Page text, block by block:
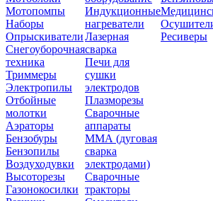
Мотопомпы
Наборы
Опрыскиватели
Снегоуборочная
техника
Триммеры
Электропилы
Отбойные
молотки
Аэраторы
Бензобуры
Бензопилы
Воздуходувки
Высоторезы
Газонокосилки
Индукционные
нагреватели
Лазерная
сварка
Печи для
сушки
электродов
Плазморезы
Сварочные
аппараты
ММА (дуговая
сварка
электродами)
Сварочные
тракторы
Ресиверы